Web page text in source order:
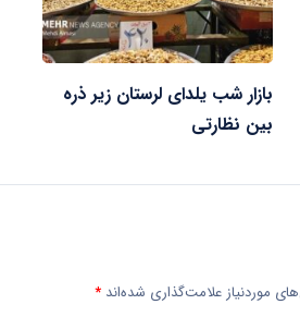
بازار شب یلدای لرستان زیر ذره
بین نظارتی
موردنیاز علامت‌گذاری شده‌اند *